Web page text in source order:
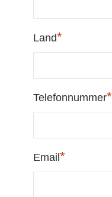
Land*
Telefonnummer*
Email*